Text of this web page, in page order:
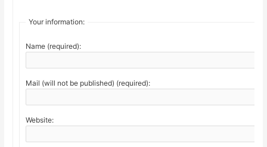
Your information:
Name (required):
Mail (will not be published) (required):
Website: